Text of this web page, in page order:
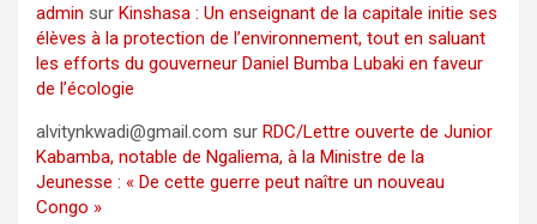
admin sur Kinshasa : Un enseignant de la capitale initie ses
élèves à la protection de l’environnement, tout en saluant
les efforts du gouverneur Daniel Bumba Lubaki en faveur
de l’écologie
alvitynkwadi@gmail.com sur RDC/Lettre ouverte de Junior
Kabamba, notable de Ngaliema, à la Ministre de la
Jeunesse : « De cette guerre peut naître un nouveau
Congo »